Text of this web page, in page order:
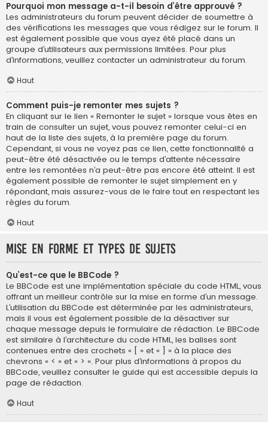
Pourquoi mon message a-t-il besoin d’être approuvé ?
Les administrateurs du forum peuvent décider de soumettre à
des vérifications les messages que vous rédigez sur le forum. Il
est également possible que vous ayez été placé dans un
groupe d’utilisateurs aux permissions limitées. Pour plus
d’informations, veuillez contacter un administrateur du forum.
Haut
Comment puis-je remonter mes sujets ?
En cliquant sur le lien « Remonter le sujet » lorsque vous êtes en
train de consulter un sujet, vous pouvez remonter celui-ci en
haut de la liste des sujets, à la première page du forum.
Cependant, si vous ne voyez pas ce lien, cette fonctionnalité a
peut-être été désactivée ou le temps d’attente nécessaire
entre les remontées n’a peut-être pas encore été atteint. Il est
également possible de remonter le sujet simplement en y
répondant, mais assurez-vous de le faire tout en respectant les
règles du forum.
Haut
Mise en forme et types de sujets
Qu’est-ce que le BBCode ?
Le BBCode est une implémentation spéciale du code HTML, vous
offrant un meilleur contrôle sur la mise en forme d’un message.
L’utilisation du BBCode est déterminée par les administrateurs,
mais il vous est également possible de la désactiver sur
chaque message depuis le formulaire de rédaction. Le BBCode
est similaire à l’architecture du code HTML, les balises sont
contenues entre des crochets « [ » et « ] » à la place des
chevrons « < » et « > ». Pour plus d’informations à propos du
BBCode, veuillez consulter le guide qui est accessible depuis la
page de rédaction.
Haut